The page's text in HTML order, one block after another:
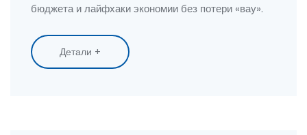
бюджета и лайфхаки экономии без потери «вау».
Детали +